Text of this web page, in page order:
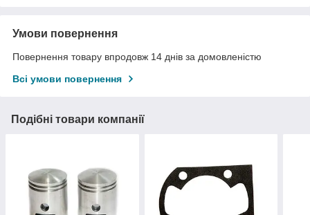
Умови повернення
Повернення товару впродовж 14 днів за домовленістю
Всі умови повернення
Подібні товари компанії